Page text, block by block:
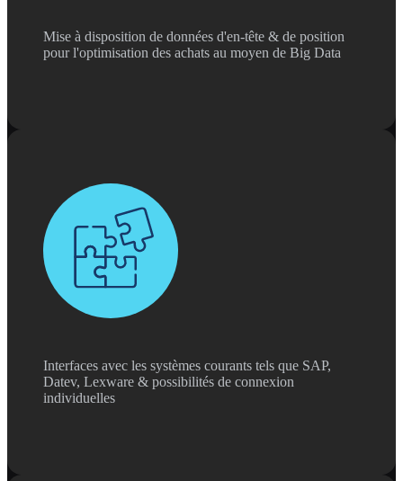
Mise à disposition de données d'en-tête & de position
pour l'optimisation des achats au moyen de Big Data
Interfaces avec les systèmes courants tels que SAP,
Datev, Lexware & possibilités de connexion
individuelles